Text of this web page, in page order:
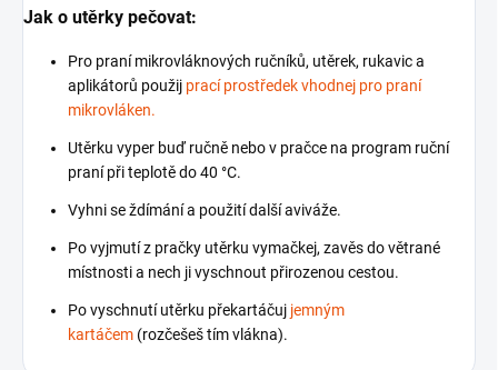
Jak o utěrky pečovat:
Pro praní mikrovláknových ručníků, utěrek, rukavic a
aplikátorů použij prací prostředek vhodnej pro praní
mikrovláken.
Utěrku vyper buď ručně nebo v pračce na program ruční
praní při teplotě do 40 °C.
Vyhni se ždímání a použití další aviváže.
Po vyjmutí z pračky utěrku vymačkej, zavěs do větrané
místnosti a nech ji vyschnout přirozenou cestou.
Po vyschnutí utěrku překartáčuj jemným
kartáčem (rozčešeš tím vlákna).